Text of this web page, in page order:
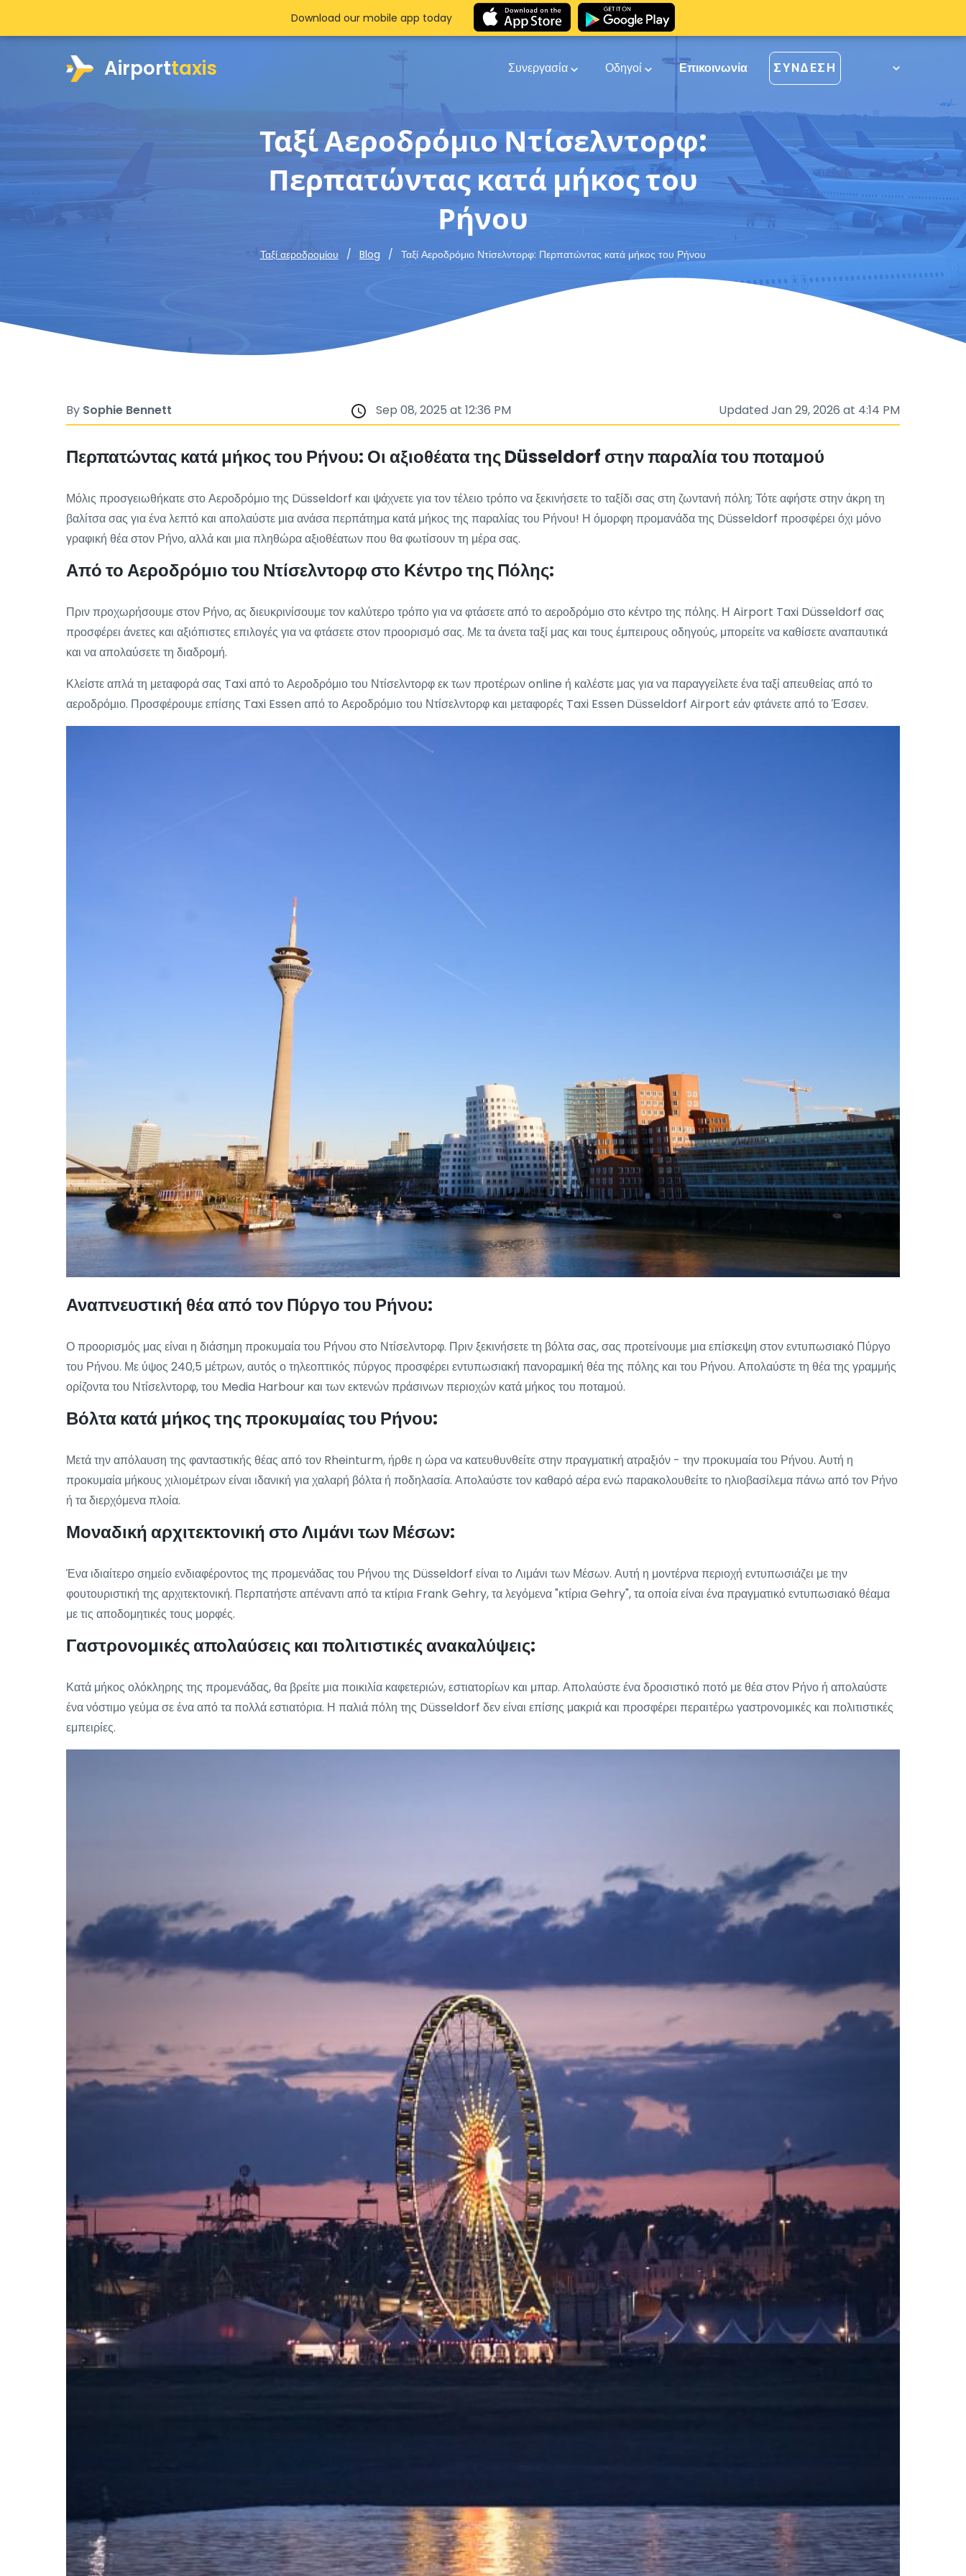
Airporttaxis Συνεργασία Οδηγοί Επικοινωνία ΣΎΝΔΕΣΗ
Ταξί Αεροδρόμιο Ντίσελντορφ:
Περπατώντας κατά μήκος του
Ρήνου
Ταξί αεροδρομίου Blog Ταξί Αεροδρόμιο Ντίσελντορφ: Περπατώντας κατά μήκος του Ρήνου
Download our mobile app today
By Sophie Bennett Sep 08, 2025 at 12:36 PM Updated Jan 29, 2026 at 4:14 PM
Περπατώντας κατά μήκος του Ρήνου: Οι αξιοθέατα της Düsseldorf στην παραλία του ποταμού
Μόλις προσγειωθήκατε στο Αεροδρόμιο της Düsseldorf και ψάχνετε για τον τέλειο τρόπο να ξεκινήσετε το ταξίδι σας στη ζωντανή πόλη; Τότε αφήστε στην άκρη τη
βαλίτσα σας για ένα λεπτό και απολαύστε μια ανάσα περπάτημα κατά μήκος της παραλίας του Ρήνου! Η όμορφη προμανάδα της Düsseldorf προσφέρει όχι μόνο
γραφική θέα στον Ρήνο, αλλά και μια πληθώρα αξιοθέατων που θα φωτίσουν τη μέρα σας.
Από το Αεροδρόμιο του Ντίσελντορφ στο Κέντρο της Πόλης:
Πριν προχωρήσουμε στον Ρήνο, ας διευκρινίσουμε τον καλύτερο τρόπο για να φτάσετε από το αεροδρόμιο στο κέντρο της πόλης. Η Airport Taxi Düsseldorf σας
προσφέρει άνετες και αξιόπιστες επιλογές για να φτάσετε στον προορισμό σας. Με τα άνετα ταξί μας και τους έμπειρους οδηγούς, μπορείτε να καθίσετε αναπαυτικά
και να απολαύσετε τη διαδρομή.
Κλείστε απλά τη μεταφορά σας Taxi από το Αεροδρόμιο του Ντίσελντορφ εκ των προτέρων online ή καλέστε μας για να παραγγείλετε ένα ταξί απευθείας από το
αεροδρόμιο. Προσφέρουμε επίσης Taxi Essen από το Αεροδρόμιο του Ντίσελντορφ και μεταφορές Taxi Essen Düsseldorf Airport εάν φτάνετε από το Έσσεν.
Αναπνευστική θέα από τον Πύργο του Ρήνου:
Ο προορισμός μας είναι η διάσημη προκυμαία του Ρήνου στο Ντίσελντορφ. Πριν ξεκινήσετε τη βόλτα σας, σας προτείνουμε μια επίσκεψη στον εντυπωσιακό Πύργο
του Ρήνου. Με ύψος 240,5 μέτρων, αυτός ο τηλεοπτικός πύργος προσφέρει εντυπωσιακή πανοραμική θέα της πόλης και του Ρήνου. Απολαύστε τη θέα της γραμμής
ορίζοντα του Ντίσελντορφ, του Media Harbour και των εκτενών πράσινων περιοχών κατά μήκος του ποταμού.
Βόλτα κατά μήκος της προκυμαίας του Ρήνου:
Μετά την απόλαυση της φανταστικής θέας από τον Rheinturm, ήρθε η ώρα να κατευθυνθείτε στην πραγματική ατραξιόν - την προκυμαία του Ρήνου. Αυτή η
προκυμαία μήκους χιλιομέτρων είναι ιδανική για χαλαρή βόλτα ή ποδηλασία. Απολαύστε τον καθαρό αέρα ενώ παρακολουθείτε το ηλιοβασίλεμα πάνω από τον Ρήνο
ή τα διερχόμενα πλοία.
Μοναδική αρχιτεκτονική στο Λιμάνι των Μέσων:
Ένα ιδιαίτερο σημείο ενδιαφέροντος της προμενάδας του Ρήνου της Düsseldorf είναι το Λιμάνι των Μέσων. Αυτή η μοντέρνα περιοχή εντυπωσιάζει με την
φουτουριστική της αρχιτεκτονική. Περπατήστε απέναντι από τα κτίρια Frank Gehry, τα λεγόμενα "κτίρια Gehry", τα οποία είναι ένα πραγματικό εντυπωσιακό θέαμα
με τις αποδομητικές τους μορφές.
Γαστρονομικές απολαύσεις και πολιτιστικές ανακαλύψεις:
Κατά μήκος ολόκληρης της προμενάδας, θα βρείτε μια ποικιλία καφετεριών, εστιατορίων και μπαρ. Απολαύστε ένα δροσιστικό ποτό με θέα στον Ρήνο ή απολαύστε
ένα νόστιμο γεύμα σε ένα από τα πολλά εστιατόρια. Η παλιά πόλη της Düsseldorf δεν είναι επίσης μακριά και προσφέρει περαιτέρω γαστρονομικές και πολιτιστικές
εμπειρίες.